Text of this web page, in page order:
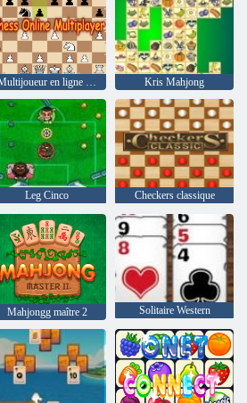
Multijoueur en ligne d'échecs Kris Mahjong
Leg Cinco Checkers classique
Mahjongg maître 2 Solitaire Western